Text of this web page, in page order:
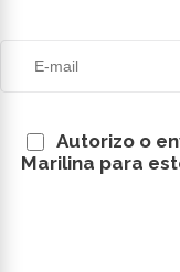
Autorizo o
Marilina para